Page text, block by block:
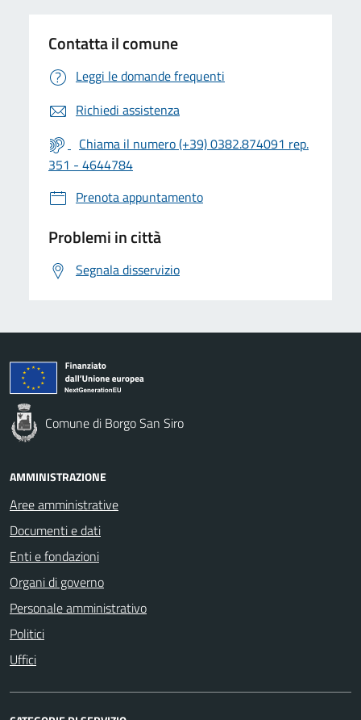
Contatta il comune
Leggi le domande frequenti
Richiedi assistenza
Chiama il numero (+39) 0382.874091 rep.
351 - 4644784
Prenota appuntamento
Problemi in città
Segnala disservizio
Comune di Borgo San Siro
AMMINISTRAZIONE
Aree amministrative
Documenti e dati
Enti e fondazioni
Organi di governo
Personale amministrativo
Politici
Uffici